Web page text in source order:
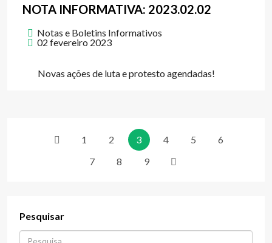
NOTA INFORMATIVA: 2023.02.02
Notas e Boletins Informativos
02 fevereiro 2023
Novas ações de luta e protesto agendadas!
1 2 3 4 5
6
7
8 9
Pesquisar
Procurar...